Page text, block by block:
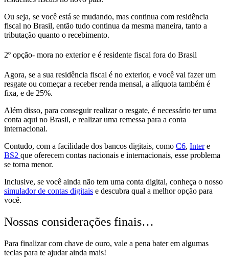
Ou seja, se você está se mudando, mas continua com residência
fiscal no Brasil, então tudo continua da mesma maneira, tanto a
tributação quanto o recebimento.
2º opção- mora no exterior e é residente fiscal fora do Brasil
Agora, se a sua residência fiscal é no exterior, e você vai fazer um
resgate ou começar a receber renda mensal, a alíquota também é
fixa, e de 25%.
Além disso, para conseguir realizar o resgate, é necessário ter uma
conta aqui no Brasil, e realizar uma remessa para a conta
internacional.
Contudo, com a facilidade dos bancos digitais, como C6, Intere
BS2 que oferecem contas nacionais e internacionais, esse problema
se torna menor.
Inclusive, se você ainda não tem uma conta digital, conheça o nosso
simulador de contas digitais e descubra qual a melhor opção para
você.
Nossas considerações finais…
Para finalizar com chave de ouro, vale a pena bater em algumas
teclas para te ajudar ainda mais!